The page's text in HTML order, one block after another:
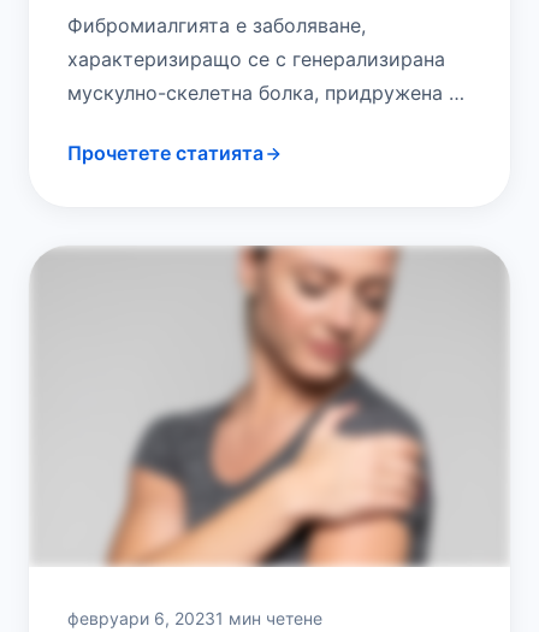
Фибромиалгията е заболяване,
характеризиращо се с генерализирана
мускулно-скелетна болка, придружена от
настроението. При това състояние се
Прочетете статията
февруари 6, 20231 мин четене